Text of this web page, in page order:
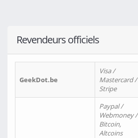
Revendeurs officiels
GeekDot.be
Visa /
Mastercard /
Stripe
Paypal /
Webmoney /
Bitcoin,
Altcoins